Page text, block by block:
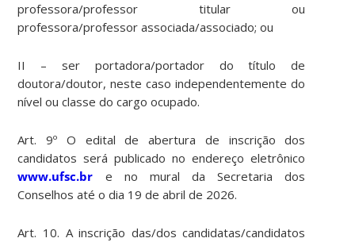
professora/professor titular ou
professora/professor associada/associado; ou
II – ser portadora/portador do título de
doutora/doutor, neste caso independentemente do
nível ou classe do cargo ocupado.
Art. 9º O edital de abertura de inscrição dos
candidatos será publicado no endereço eletrônico
www.ufsc.br e no mural da Secretaria dos
Conselhos até o dia 19 de abril de 2026.
Art. 10. A inscrição das/dos candidatas/candidatos